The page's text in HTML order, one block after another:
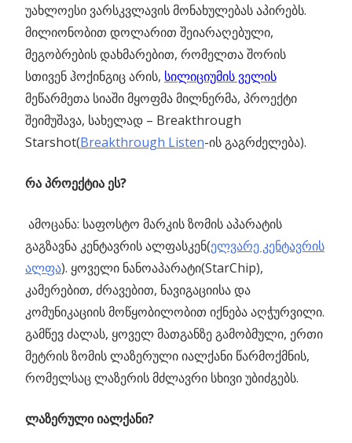
უახლოესი ვარსკვლავის მონახულებას აპირებს.
მილიონობით დოლარით შეიარაღებული,
მეგობრების დახმარებით, რომელთა შორის
სთივენ ჰოქინგიც არის, სილიციუმის ველის
მეწარმეთა სიაში მყოფმა მილნერმა, პროექტი
შეიმუშავა, სახელად – Breakthrough
Starshot(Breakthrough Listen-ის გაგრძელება).
რა პროექტია ეს?
ამოცანა: საფოსტო მარკის ზომის აპარატის
გაგზავნა კენტავრის ალფასკენ(ელვარე კენტავრის
ალფა). ყოველი ნანოაპარატი(StarChip),
კამერებით, ძრავებით, ნავიგაციისა და
კომუნიკაციის მოწყობილობით იქნება აღჭურვილი.
გამწევ ძალას, ყოველ მათგანზე გამობმული, ერთი
მეტრის ზომის ლაზერული იალქანი წარმოქმნის,
რომელსაც ლაზერის მძლავრი სხივი უბიძგებს.
ლაზერული იალქანი?